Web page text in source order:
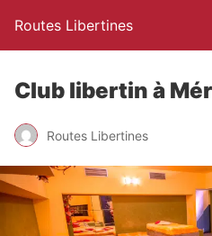
Routes Libertines
Club libertin à
Routes Libertines